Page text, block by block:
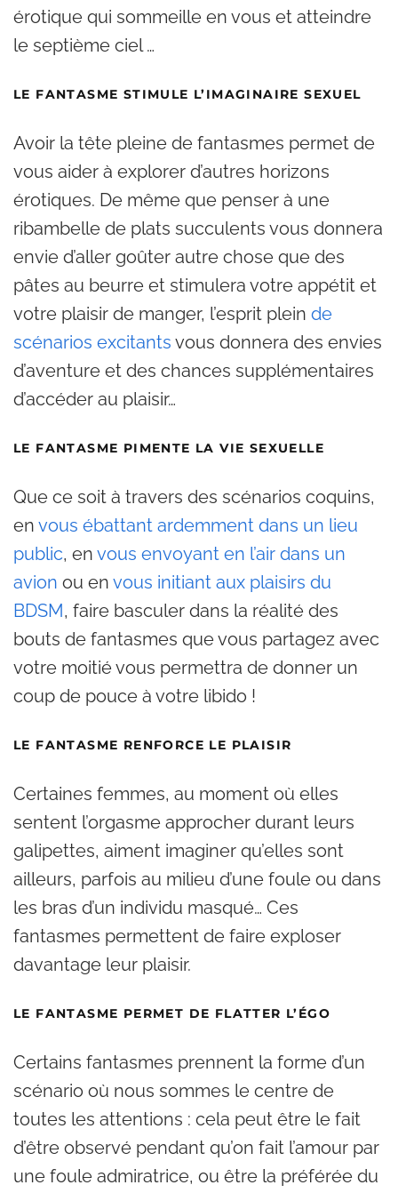
érotique qui sommeille en vous et atteindre
le septième ciel …
LE FANTASME STIMULE L’IMAGINAIRE SEXUEL
Avoir la tête pleine de fantasmes permet de
vous aider à explorer d’autres horizons
érotiques. De même que penser à une
ribambelle de plats succulents vous donnera
envie d’aller goûter autre chose que des
pâtes au beurre et stimulera votre appétit et
votre plaisir de manger, l’esprit plein de
scénarios excitants vous donnera des envies
d’aventure et des chances supplémentaires
d’accéder au plaisir…
LE FANTASME PIMENTE LA VIE SEXUELLE
Que ce soit à travers des scénarios coquins,
en vous ébattant ardemment dans un lieu
public, en vous envoyant en l’air dans un
avion ou en vous initiant aux plaisirs du
BDSM, faire basculer dans la réalité des
bouts de fantasmes que vous partagez avec
votre moitié vous permettra de donner un
coup de pouce à votre libido !
LE FANTASME RENFORCE LE PLAISIR
Certaines femmes, au moment où elles
sentent l’orgasme approcher durant leurs
galipettes, aiment imaginer qu’elles sont
ailleurs, parfois au milieu d’une foule ou dans
les bras d’un individu masqué… Ces
fantasmes permettent de faire exploser
davantage leur plaisir.
LE FANTASME PERMET DE FLATTER L’ÉGO
Certains fantasmes prennent la forme d’un
scénario où nous sommes le centre de
toutes les attentions : cela peut être le fait
d’être observé pendant qu’on fait l’amour par
une foule admiratrice, ou être la préférée du